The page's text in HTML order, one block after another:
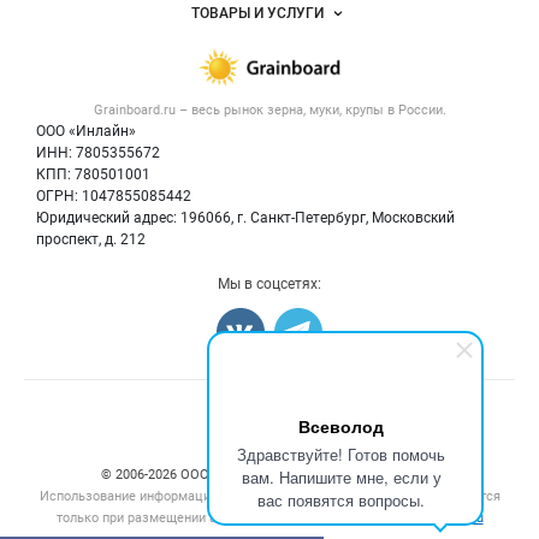
Всеволод
Здравствуйте! Готов помочь
вам. Напишите мне, если у
вас появятся вопросы.
Grainboard.ru – весь рынок зерна, муки, крупы в России.
ООО «Инлайн»
ИНН: 7805355672
КПП: 780501001
ОГРН: 1047855085442
Юридический адрес: 196066, г. Санкт-Петербург, Московский
проспект, д. 212
Размещение рекламы
Публичная оферта
Контактная информация
Политика обработки персональных данных
Объявления
Новости рынка
ТОВАРЫ И УСЛУГИ
Крупы
Мука
Мы в соцсетях:
Счетчики, авторское право, логотипы
© 2006‑2026 ООО “Инлайн”. 12+ Все права защищены.
Использование информации, размещенной на данном сайте, допускается
только при размещении активной гиперссылки на сайт
grainboard.ru